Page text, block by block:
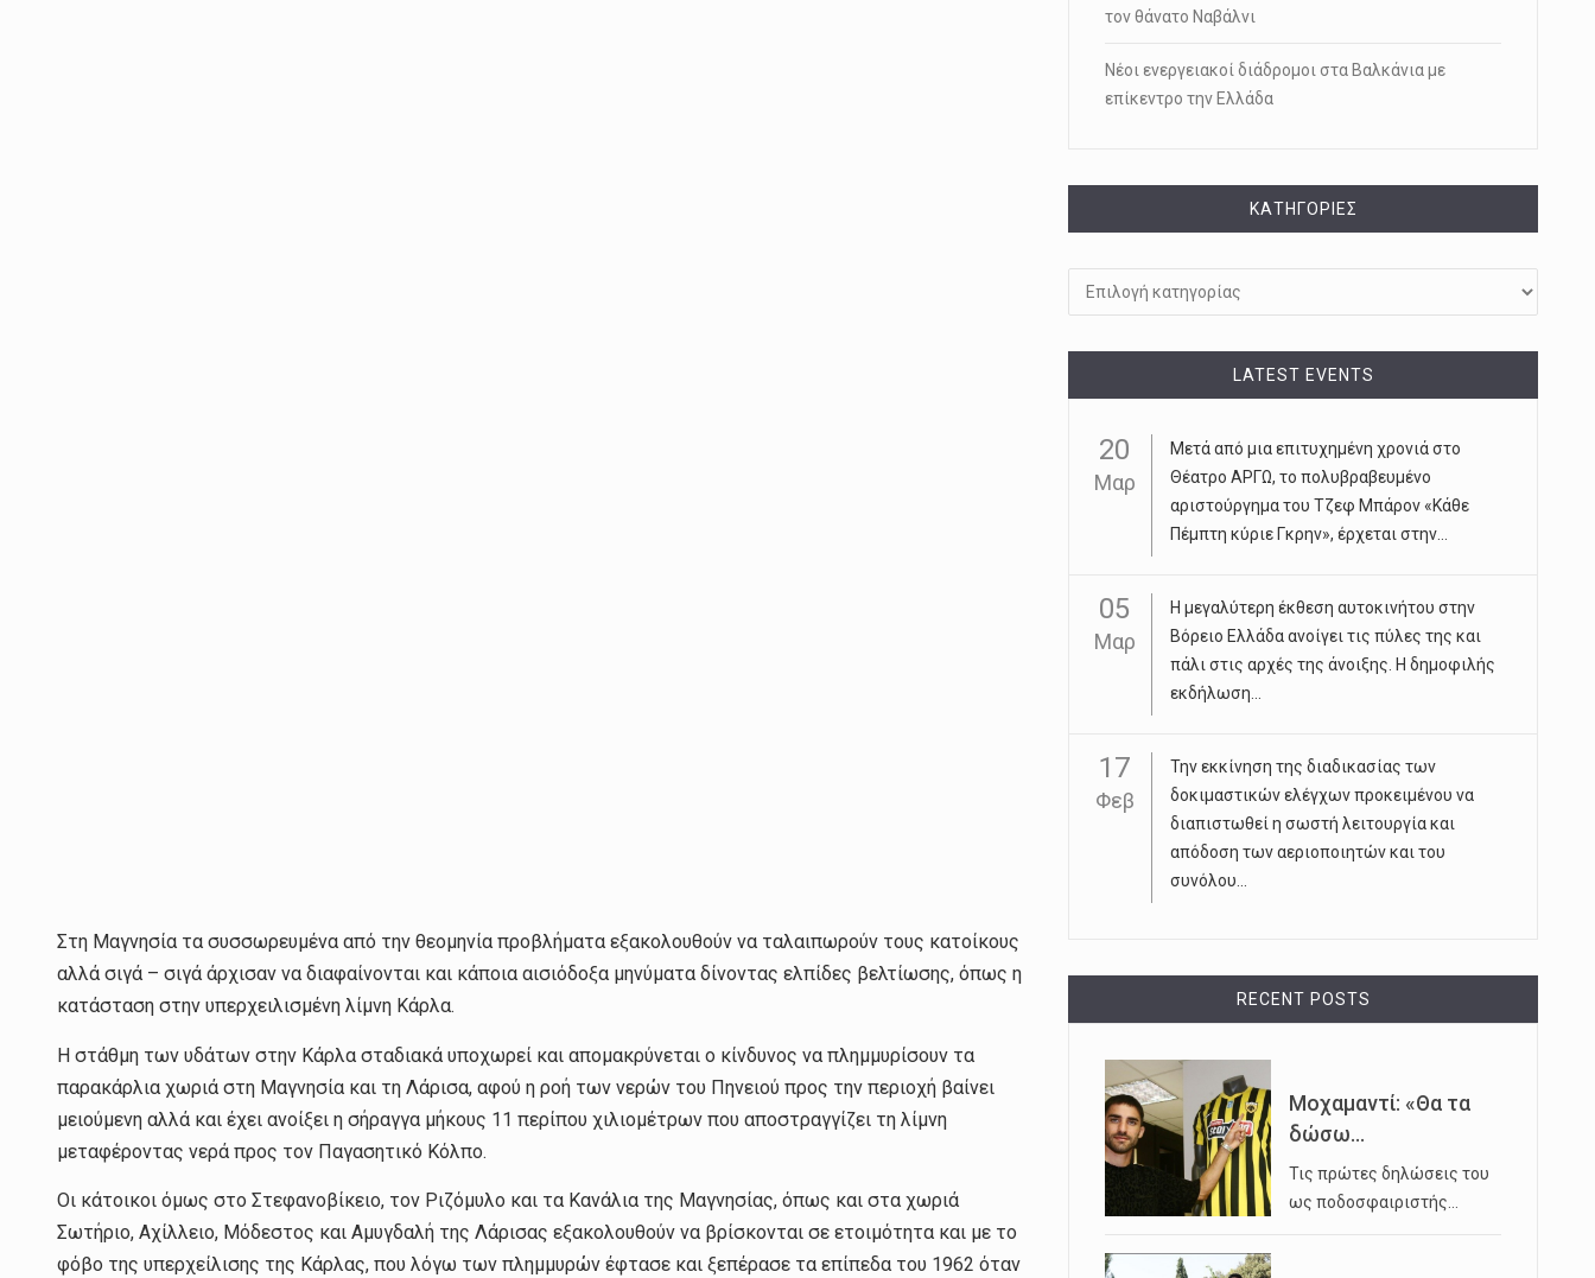
Στη Μαγνησία τα συσσωρευμένα από την θεομηνία προβλήματα εξακολουθούν να ταλαιπωρούν τους κατοίκους
αλλά σιγά – σιγά άρχισαν να διαφαίνονται και κάποια αισιόδοξα μηνύματα δίνοντας ελπίδες βελτίωσης, όπως η
κατάσταση στην υπερχειλισμένη λίμνη Κάρλα.
Η στάθμη των υδάτων στην Κάρλα σταδιακά υποχωρεί και απομακρύνεται ο κίνδυνος να πλημμυρίσουν τα
παρακάρλια χωριά στη Μαγνησία και τη Λάρισα, αφού η ροή των νερών του Πηνειού προς την περιοχή βαίνει
μειούμενη αλλά και έχει ανοίξει η σήραγγα μήκους 11 περίπου χιλιομέτρων που αποστραγγίζει τη λίμνη
μεταφέροντας νερά προς τον Παγασητικό Κόλπο.
Οι κάτοικοι όμως στο Στεφανοβίκειο, τον Ριζόμυλο και τα Κανάλια της Μαγνησίας, όπως και στα χωριά
Σωτήριο, Αχίλλειο, Μόδεστος και Αμυγδαλή της Λάρισας εξακολουθούν να βρίσκονται σε ετοιμότητα και με το
φόβο της υπερχείλισης της Κάρλας, που λόγω των πλημμυρών έφτασε και ξεπέρασε τα επίπεδα του 1962 όταν
τον θάνατο Ναβάλνι
Νέοι ενεργειακοί διάδρομοι στα Βαλκάνια με
επίκεντρο την Ελλάδα
KΑΤΗΓΟΡΊΕΣ
LATEST EVENTS
20
Μαρ
Μετά από μια επιτυχημένη χρονιά στο
Θέατρο ΑΡΓΩ, το πολυβραβευμένο
αριστούργημα του Τζεφ Μπάρον «Κάθε
Πέμπτη κύριε Γκρην», έρχεται στην...
05
Μαρ
Η μεγαλύτερη έκθεση αυτοκινήτου στην
Βόρειο Ελλάδα ανοίγει τις πύλες της και
πάλι στις αρχές της άνοιξης. Η δημοφιλής
εκδήλωση...
17
Φεβ
Την εκκίνηση της διαδικασίας των
δοκιμαστικών ελέγχων προκειμένου να
διαπιστωθεί η σωστή λειτουργία και
απόδοση των αεριοποιητών και του
συνόλου...
RECENT POSTS
Μοχαμαντί: «Θα τα
δώσω...
Τις πρώτες δηλώσεις του
ως ποδοσφαιριστής…